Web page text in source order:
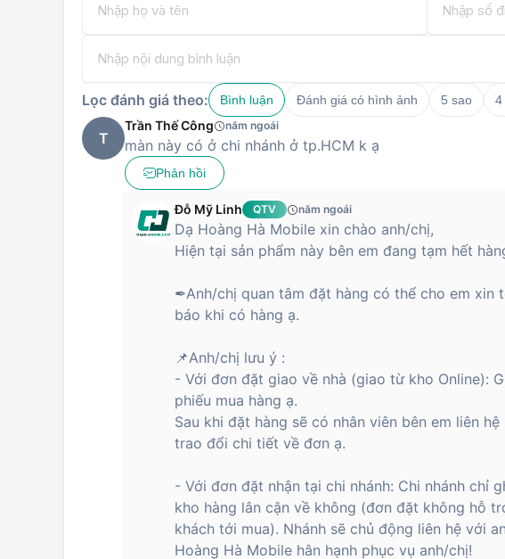
Lọc đánh giá theo: Bình luận Đánh giá có hình ảnh 5 sao 4
T
Trần Thế Công năm ngoái
màn này có ở chi nhánh ở tp.HCM k ạ
Phản hồi
Đỗ Mỹ Linh QTV năm ngoái
Dạ Hoàng Hà Mobile xin chào anh/chị,
Hiện tại sản phẩm này bên em đang tạm hết
✒Anh/chị quan tâm đặt hàng có thể cho em xin
báo khi có hàng ạ.
📌Anh/chị lưu ý :
- Với đơn đặt giao về nhà (giao từ kho Online):
phiếu mua hàng ạ.
Sau khi đặt hàng sẽ có nhân viên bên em liên
trao đổi chi tiết về đơn ạ.
- Với đơn đặt nhận tại chi nhánh: Chi nhánh chỉ
kho hàng lân cận về không (đơn đặt không hỗ
khách tới mua). Nhánh sẽ chủ động liên hệ với
Hoàng Hà Mobile hân hạnh phục vụ anh/chị!